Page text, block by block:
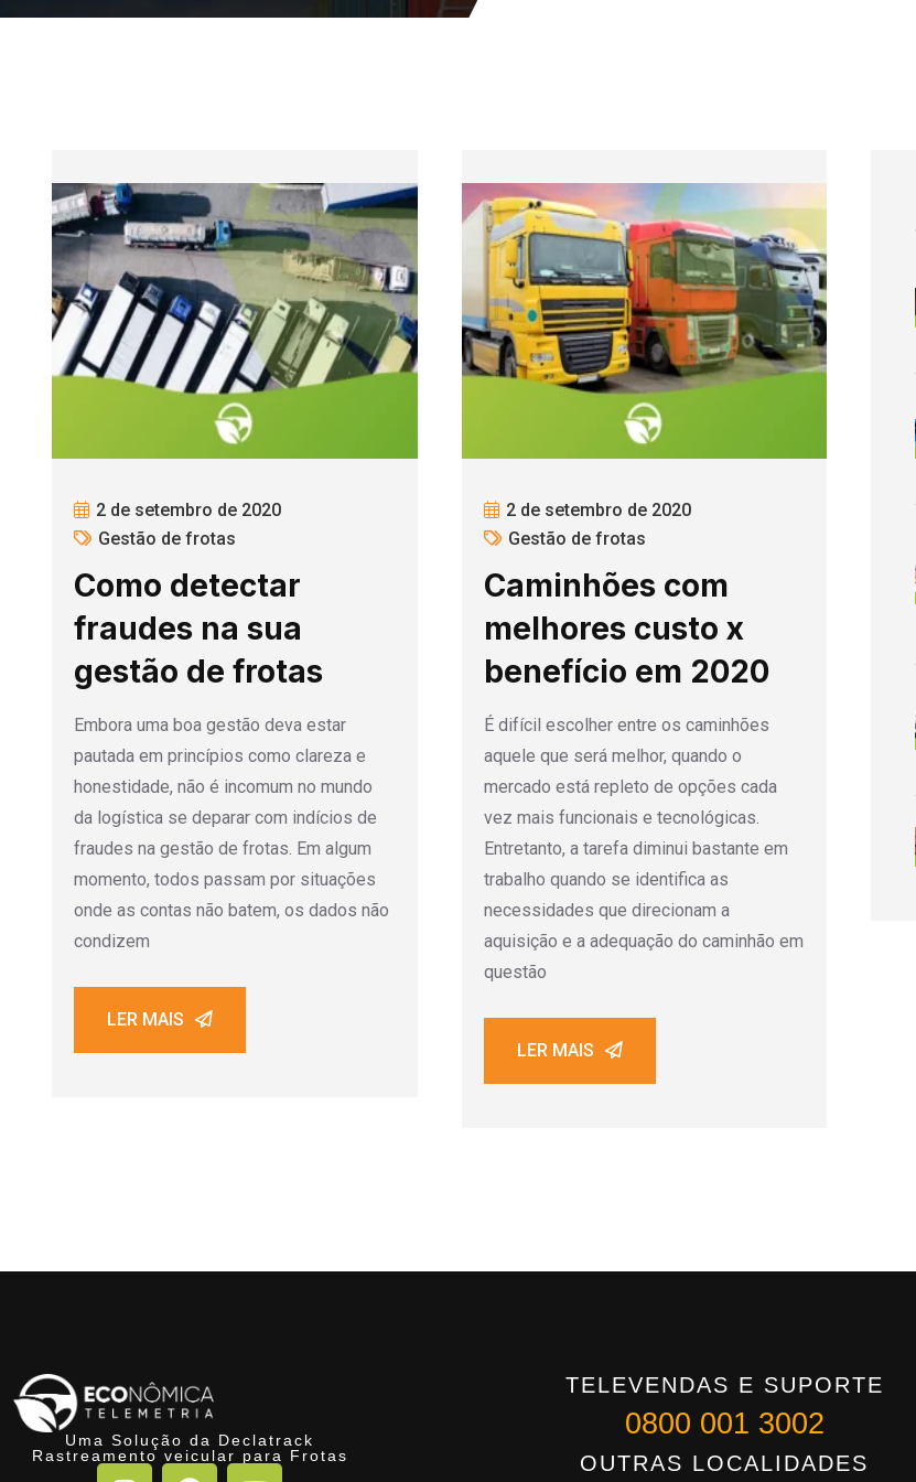
2 de setembro de 2020
Gestão de frotas
Como detectar
fraudes na sua
gestão de frotas
Embora uma boa gestão deva estar
pautada em princípios como clareza e
honestidade, não é incomum no mundo
da logística se deparar com indícios de
fraudes na gestão de frotas. Em algum
momento, todos passam por situações
onde as contas não batem, os dados não
condizem
LER MAIS
2 de setembro de 2020
Gestão de frotas
Caminhões com
melhores custo x
benefício em 2020
É difícil escolher entre os caminhões
aquele que será melhor, quando o
mercado está repleto de opções cada
vez mais funcionais e tecnológicas.
Entretanto, a tarefa diminui bastante em
trabalho quando se identifica as
necessidades que direcionam a
aquisição e a adequação do caminhão em
questão
LER MAIS
Uma Solução da Declatrack
Rastreamento veicular para Frotas
TELEVENDAS E SUPORTE
0800 001 3002
OUTRAS LOCALIDADES